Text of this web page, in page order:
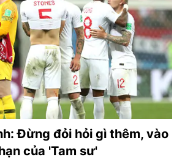
Đừng đỏi hỏi gì thêm, vào
của 'Tam sư'